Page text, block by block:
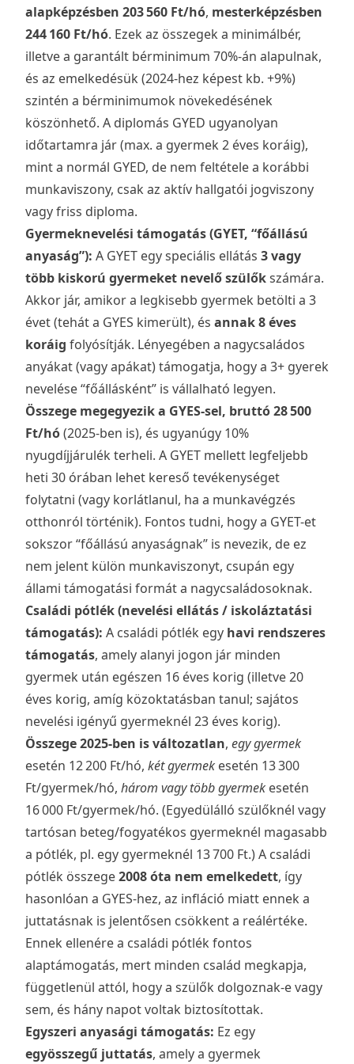
alapképzésben 203 560 Ft/hó, mesterképzésben
244 160 Ft/hó. Ezek az összegek a minimálbér,
illetve a garantált bérminimum 70%-án alapulnak,
és az emelkedésük (2024-hez képest kb. +9%)
szintén a bérminimumok növekedésének
köszönhető. A diplomás GYED ugyanolyan
időtartamra jár (max. a gyermek 2 éves koráig),
mint a normál GYED, de nem feltétele a korábbi
munkaviszony, csak az aktív hallgatói jogviszony
vagy friss diploma.
Gyermeknevelési támogatás (GYET, “főállású
anyaság”): A GYET egy speciális ellátás 3 vagy
több kiskorú gyermeket nevelő szülőkszámára.
Akkor jár, amikor a legkisebb gyermek betölti a 3
évet (tehát a GYES kimerült), és annak 8 éves
koráig folyósítják. Lényegében a nagycsaládos
anyákat (vagy apákat) támogatja, hogy a 3+ gyerek
nevelése “főállásként” is vállalható legyen.
Összege megegyezik a GYES-sel, bruttó 28 500
Ft/hó(2025-ben is), és ugyanúgy 10%
nyugdíjjárulék terheli. A GYET mellett legfeljebb
heti 30 órában lehet kereső tevékenységet
folytatni (vagy korlátlanul, ha a munkavégzés
otthonról történik). Fontos tudni, hogy a GYET-et
sokszor “főállású anyaságnak” is nevezik, de ez
nem jelent külön munkaviszonyt, csupán egy
állami támogatási formát a nagycsaládosoknak.
Családi pótlék (nevelési ellátás / iskoláztatási
támogatás): A családi pótlék egy havi rendszeres
támogatás, amely alanyi jogon jár minden
gyermek után egészen 16 éves korig (illetve 20
éves korig, amíg közoktatásban tanul; sajátos
nevelési igényű gyermeknél 23 éves korig).
Összege 2025-ben is változatlan, egy gyermek
esetén 12 200 Ft/hó, két gyermek esetén 13 300
Ft/gyermek/hó, három vagy több gyermek esetén
16 000 Ft/gyermek/hó. (Egyedülálló szülőknél vagy
tartósan beteg/fogyatékos gyermeknél magasabb
a pótlék, pl. egy gyermeknél 13 700 Ft.) A családi
pótlék összege2008 óta nem emelkedett, így
hasonlóan a GYES-hez, az infláció miatt ennek a
juttatásnak is jelentősen csökkent a reálértéke.
Ennek ellenére a családi pótlék fontos
alaptámogatás, mert minden család megkapja,
függetlenül attól, hogy a szülők dolgoznak-e vagy
sem, és hány napot voltak biztosítottak.
Egyszeri anyasági támogatás: Ez egy
egyösszegű juttatás, amely a gyermek